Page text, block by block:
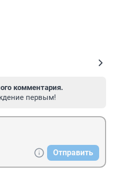
комментария.
первым!
Отправить